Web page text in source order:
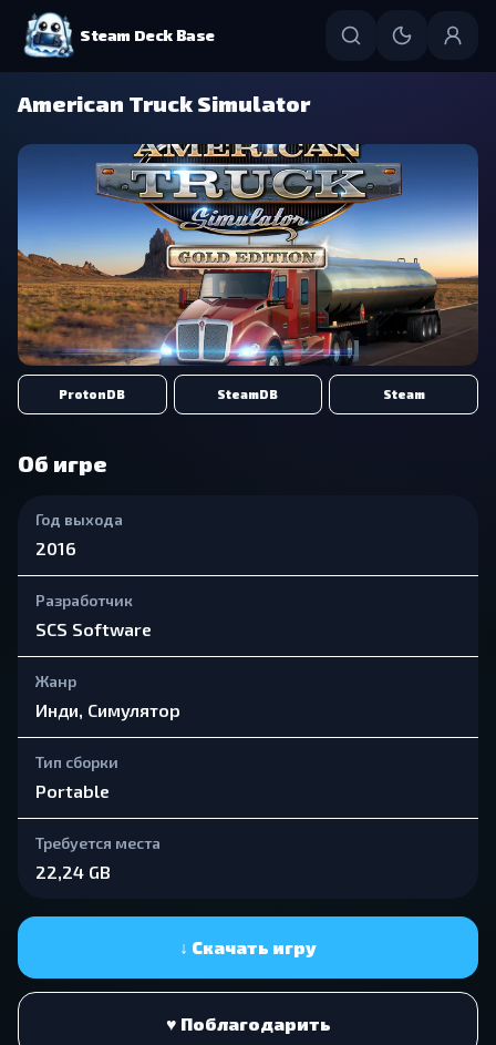
Steam Deck Base
American Truck Simulator
ProtonDB SteamDB Steam
Об игре
Год выхода
2016
Разработчик
SCS Software
Жанр
Инди, Симулятор
Тип сборки
Portable
Требуется места
22,24 GB
↓ Скачать игру
♥ Поблагодарить